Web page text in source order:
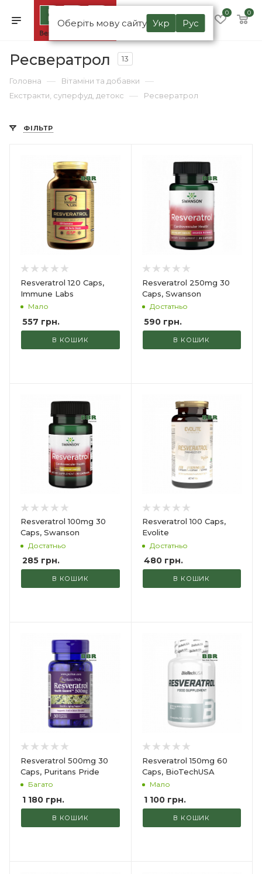
Оберіть мову сайту Укр Рус
0 0
Ресвератрол 13
Головна — Вітаміни та добавки —
Екстракти, суперфуд, детокс — Ресвератрол
ФІЛЬТР
Resveratrol 120 Caps,
Immune Labs
Мало
557 грн.
В КОШИК
Resveratrol 250mg 30
Caps, Swanson
Достатньо
590грн.
В КОШИК
Resveratrol 100mg 30
Caps, Swanson
Достатньо
285 грн.
В КОШИК
Resveratrol 100 Caps,
Evolite
Достатньо
480грн.
В КОШИК
Resveratrol 500mg 30
Caps, Puritans Pride
Багато
1 180 грн.
В КОШИК
Resveratrol 150mg 60
Caps, BioTechUSA
Мало
1 100грн.
В КОШИК